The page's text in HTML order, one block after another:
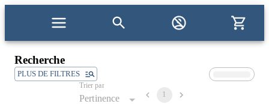
Recherche
PLUS DE FILTRES
Trier par
Pertinence 1